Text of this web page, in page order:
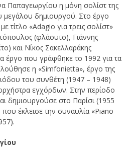
Παπαγεωργίου η μόνη σολίστ της
μεγάλου δημιουργού. Στο έργο
τίτλο «Adagio για τρεις σολίστ»
(φλάουτο), Γιάννης
και Νίκος Σακελλαράκης
έργο που γράφθηκε το 1992 για τα
η «Simfonietta», έργο της
του συνθέτη (1947 – 1948)
εγχόρδων. Στην περίοδο
δημιουργούσε στο Παρίσι (1955
έκλεισε την συναυλία «Piano